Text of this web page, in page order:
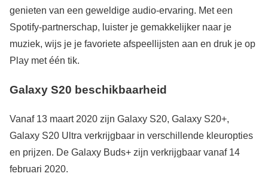
genieten van een geweldige audio-ervaring. Met een
Spotify-partnerschap, luister je gemakkelijker naar je
muziek, wijs je je favoriete afspeellijsten aan en druk je op
Play met één tik.
Galaxy S20 beschikbaarheid
Vanaf 13 maart 2020 zijn Galaxy S20, Galaxy S20+,
Galaxy S20 Ultra verkrijgbaar in verschillende kleuropties
en prijzen. De Galaxy Buds+ zijn verkrijgbaar vanaf 14
februari 2020.